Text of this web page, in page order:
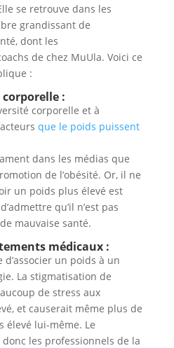
se retrouve dans les
grandissant de
dont les
de chez MuUla. Voici ce
:
corporelle :
corporelle et à
que le poids puissent
dans les médias que
de l’obésité. Or, il ne
un poids plus élevé est
qu’il n’est pas
mauvaise santé.
médicaux :
d’associer un poids à un
La stigmatisation de
de stress aux
et causerait même plus de
élevé lui-même. Le
les professionnels de la